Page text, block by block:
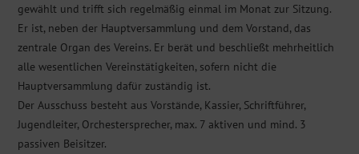
gewählt und trifft sich regelmäßig einmal im Monat zur Sitzung.
Er ist, neben der Hauptversammlung und dem Vorstand, das
zentrale Organ des Vereins. Er berät und beschließt mehrheitlich
alle wesentlichen Vereinstätigkeiten, sofern nicht die
Hauptversammlung dafür zuständig ist.
Der Ausschuss besteht aus Vorstände, Kassier, Schriftführer,
Jugendleiter, Orchestersprecher, max. 7 aktiven und mind. 3
passiven Beisitzer.